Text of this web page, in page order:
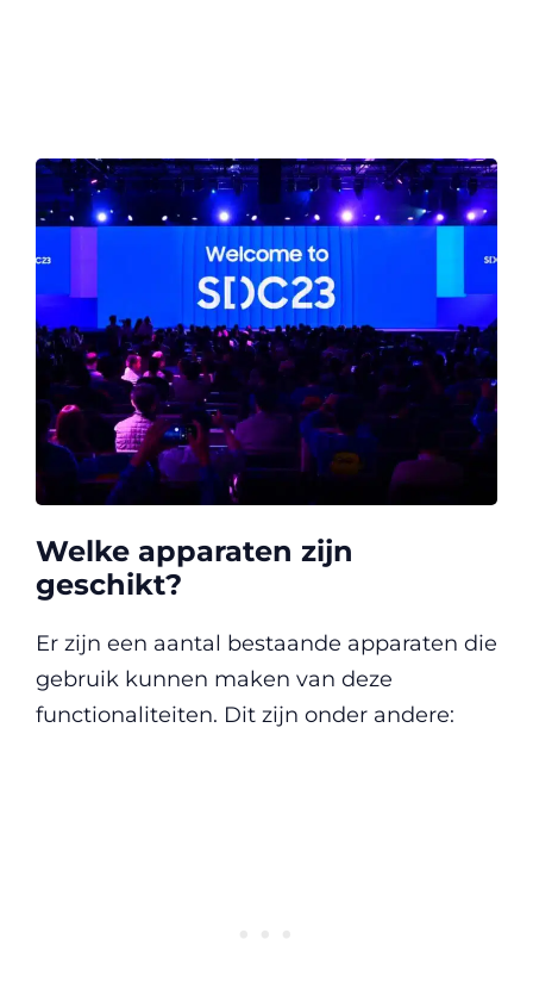
Welke apparaten zijn
geschikt?
Er zijn een aantal bestaande apparaten die
gebruik kunnen maken van deze
functionaliteiten. Dit zijn onder andere: